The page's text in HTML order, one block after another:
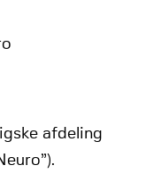
afdeling